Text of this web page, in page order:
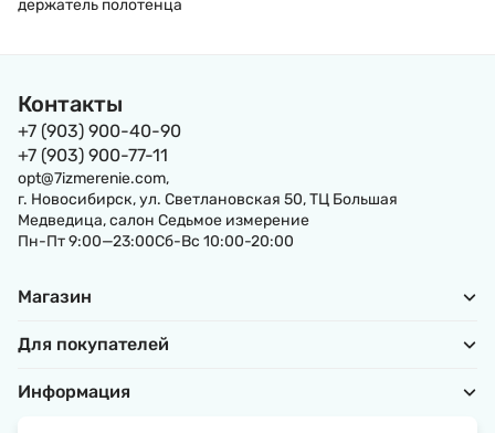
держатель полотенца
Контакты
+7 (903) 900-40-90
+7 (903) 900-77-11
opt@7izmerenie.com,
г. Новосибирск, ул. Светлановская 50, ТЦ Большая
Медведица, салон Седьмое измерение
Пн-Пт 9:00—23:00Сб-Вс 10:00-20:00
Магазин
Для покупателей
Информация